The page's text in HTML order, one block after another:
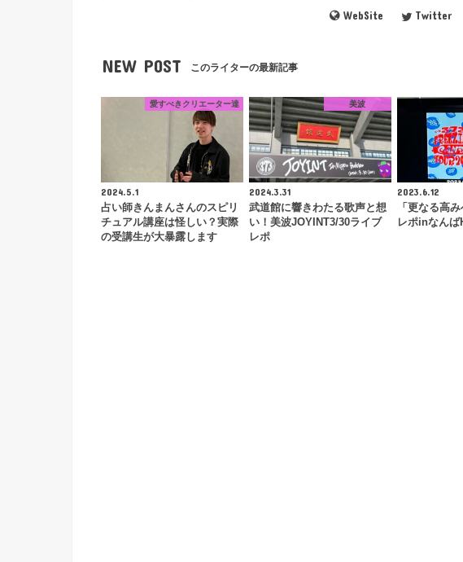
WebSite Twitter
NEW POST このライターの最新記事
愛すべきクリエーター達
2024.5.1
占い師きんまんさんのスピリ
チュアル講座は怪しい？実際
の受講生が大暴露します
美波
2024.3.31
武道館に響きわたる歌声と想
い！美波JOYINT3/30ライブ
レポ
2023.6.12
「更なる高
レポinなんば